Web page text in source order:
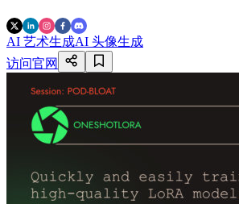
AI 艺术生成AI 头像生成
访问官网